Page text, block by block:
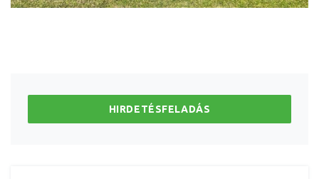
HIRDETÉSFELADÁS